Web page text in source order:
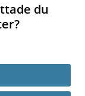
du